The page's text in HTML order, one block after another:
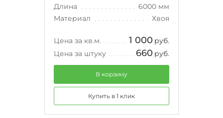
Длина
6000 мм
Материал
Хвоя
Цена за кв.м. 1 000 руб.
Цена за штуку
660 руб.
В корзину
Купить в 1 клик